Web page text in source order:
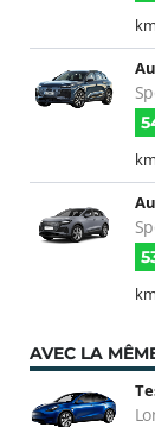
km
km
km
AVEC LA